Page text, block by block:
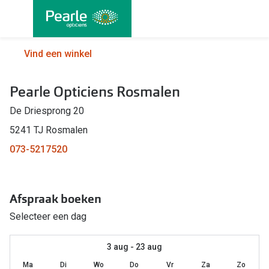
Alle brillen
Herenbrillen
Kinderbrillen
Soorten brillen
Multifocale bril
Blauw-violet licht bril
Vind een winkel
Pearle Opticiens Rosmalen
De Driesprong 20
5241 TJ Rosmalen
073-5217520
Afspraak boeken
Selecteer een dag
3 aug - 23 aug
Ma Di Wo Do Vr Za Zo